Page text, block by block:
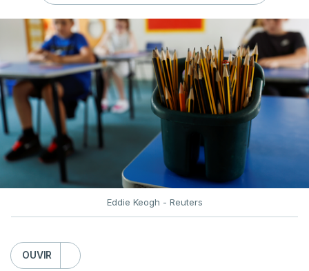
Eddie Keogh - Reuters
OUVIR